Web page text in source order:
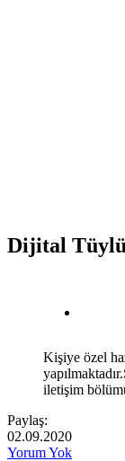
Dijital
Kişiye özel
iletişim
Paylaş:
02.09.2020
Yorum Yok